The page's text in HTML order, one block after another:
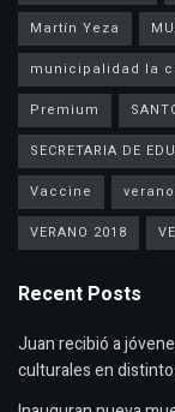
Martín Yeza
municipalidad la
Premium
SECRETARIA DE
Vaccine
VERANO 2018
Recent Posts
Juan recibió a
culturales en